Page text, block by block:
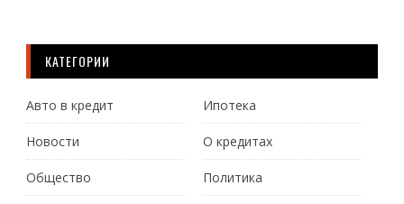
КАТЕГОРИИ
Авто в кредит Ипотека
Новости О кредитах
Общество Политика